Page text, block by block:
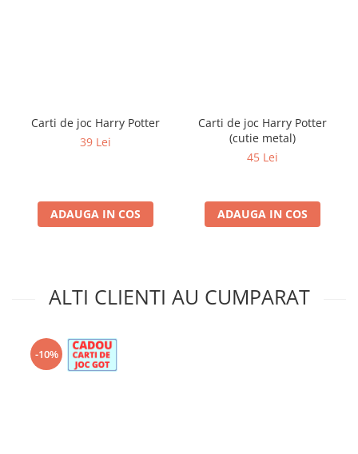
Carti de joc Harry Potter
39 Lei
ADAUGA IN COS
Carti de joc Harry Potter
(cutie metal)
45 Lei
ADAUGA IN COS
ALTI CLIENTI AU CUMPARAT
-10%